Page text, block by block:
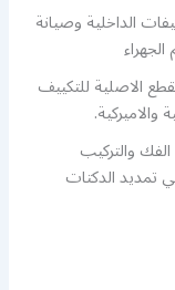
الداخلية وصيانة
الاصلية للتكييف
والاميركية.
والتركيب
تمديد الدكتات